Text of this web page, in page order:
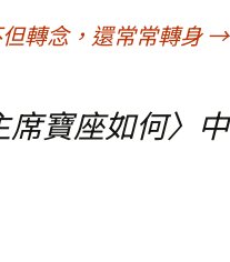
轉念，還常常轉身→
寶座如何〉中